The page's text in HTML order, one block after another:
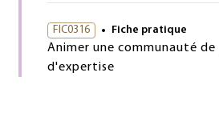
FIC0316 Fiche pratique
Animer une communauté
d'expertise